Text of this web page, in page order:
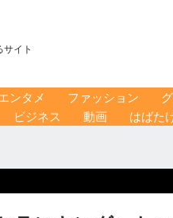
イト
ンタメ ファッション
ビジネス 動画 はばた